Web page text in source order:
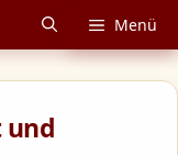
Menü
und